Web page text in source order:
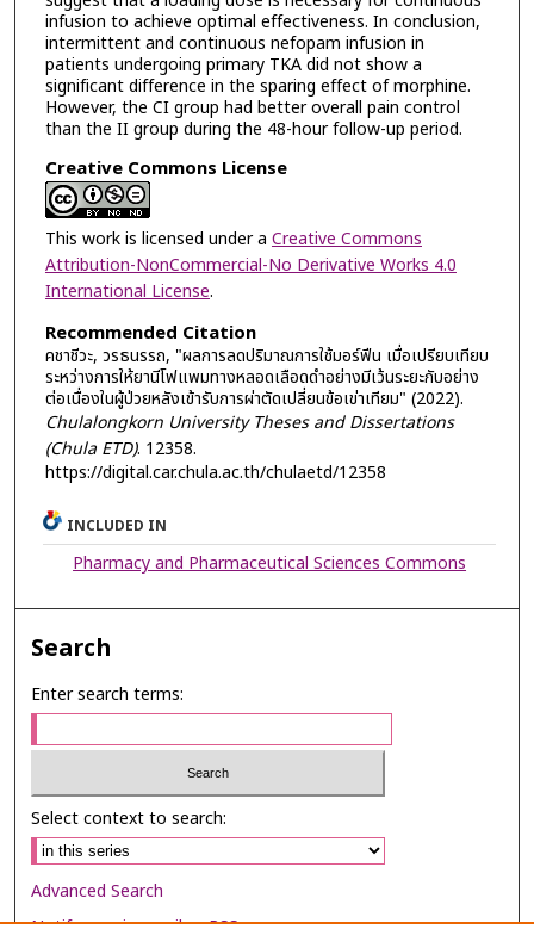
infusion to achieve optimal effectiveness. In conclusion,
intermittent and continuous nefopam infusion in
patients undergoing primary TKA did not show a
significant difference in the sparing effect of morphine.
However, the CI group had better overall pain control
than the II group during the 48-hour follow-up period.
Creative Commons License
This work is licensed under a Creative Commons
Attribution-NonCommercial-No Derivative Works 4.0
International License.
Recommended Citation
คชาชีวะ, วรธนรรถ, "ผลการลดปริมาณการใช้มอร์ฟีน เมื่อเปรียบเทียบ
ระหว่างการให้ยานีโฟแพมทางหลอดเลือดดำอย่างมีเว้นระยะกับอย่าง
ต่อเนื่องในผู้ป่วยหลังเข้ารับการผ่าตัดเปลี่ยนข้อเข่าเทียม" (2022).
Chulalongkorn University Theses and Dissertations
(Chula ETD). 12358.
https://digital.car.chula.ac.th/chulaetd/12358
INCLUDED IN
Pharmacy and Pharmaceutical Sciences Commons
Search
Enter search terms:
Select context to search:
Advanced Search